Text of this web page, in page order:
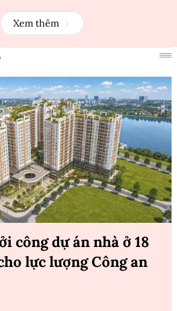
Xem thêm
công dự án nhà ở 18
lực lượng Công an